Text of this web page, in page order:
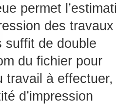
permet
des
suffit de double
du fichier pour
travail à effectuer,
d’impression